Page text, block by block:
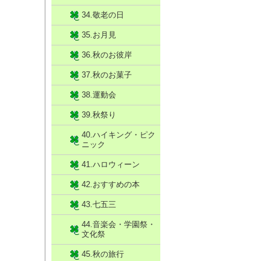
34.敬老の日
35.お月見
36.秋のお彼岸
37.秋のお菓子
38.運動会
39.秋祭り
40.ハイキング・ピク
ニック
41.ハロウィーン
42.おすすめの本
43.七五三
44.音楽会・学園祭・
文化祭
45.秋の旅行